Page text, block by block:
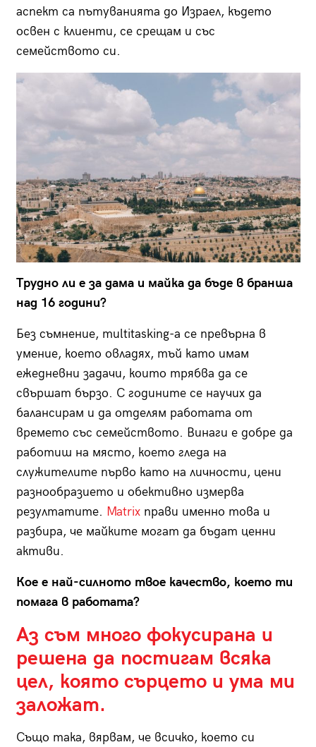
аспект са пътуванията до Израел, където
освен с клиенти, се срещам и със
семейството си.
Трудно ли е за дама и майка да бъде в бранша
над 16 години?
Без съмнение, multitasking-а се превърна в
умение, което овладях, тъй като имам
ежедневни задачи, които трябва да се
свършат бързо. С годините се научих да
балансирам и да отделям работата от
времето със семейството. Винаги е добре да
работиш на място, което гледа на
служителите първо като на личности, цени
разнообразието и обективно измерва
резултатите. Matrix прави именно това и
разбира, че майките могат да бъдат ценни
активи.
Кое е най-силното твое качество, което ти
помага в работата?
Аз съм много фокусирана и
решена да постигам всяка
цел, която сърцето и ума ми
заложат.
Също така, вярвам, че всичко, което си